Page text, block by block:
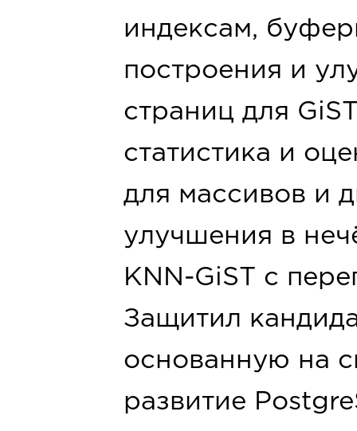
индексам,
построения и
страниц для
статистика и
для массивов и
улучшения в
KNN-GiST с
Защитил
основанную на
развитие